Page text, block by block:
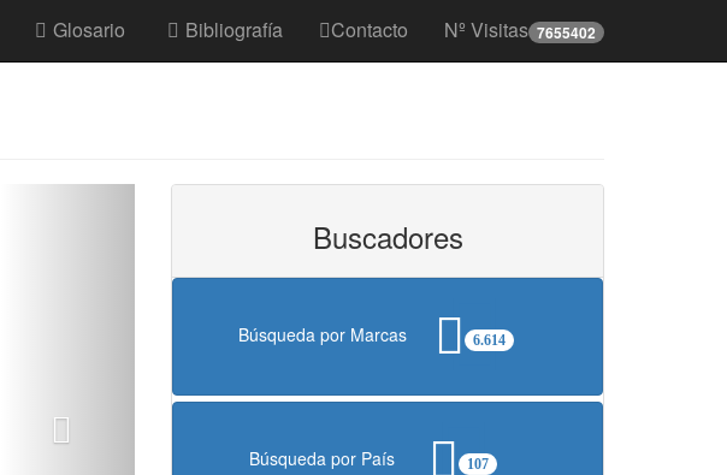
Glosario Bibliografía Contacto Nº Visitas 7655402
Buscadores
Búsqueda por Marcas 6.614
Búsqueda por País 107